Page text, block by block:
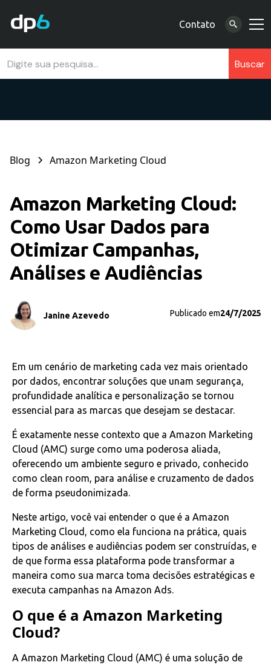
Contato
Blog Amazon Marketing Cloud
Amazon Marketing Cloud:
Como Usar Dados para
Otimizar Campanhas,
Análises e Audiências
Janine Azevedo Publicado em24/7/2025
Em um cenário de marketing cada vez mais orientado
por dados, encontrar soluções que unam segurança,
profundidade analítica e personalização se tornou
essencial para as marcas que desejam se destacar.
É exatamente nesse contexto que a Amazon Marketing
Cloud (AMC) surge como uma poderosa aliada,
oferecendo um ambiente seguro e privado, conhecido
como clean room, para análise e cruzamento de dados
de forma pseudonimizada.
Neste artigo, você vai entender o que é a Amazon
Marketing Cloud, como ela funciona na prática, quais
tipos de análises e audiências podem ser construídas, e
de que forma essa plataforma pode transformar a
maneira como sua marca toma decisões estratégicas e
executa campanhas na Amazon Ads.
O que é a Amazon Marketing
Cloud?
A Amazon Marketing Cloud (AMC) é uma solução de